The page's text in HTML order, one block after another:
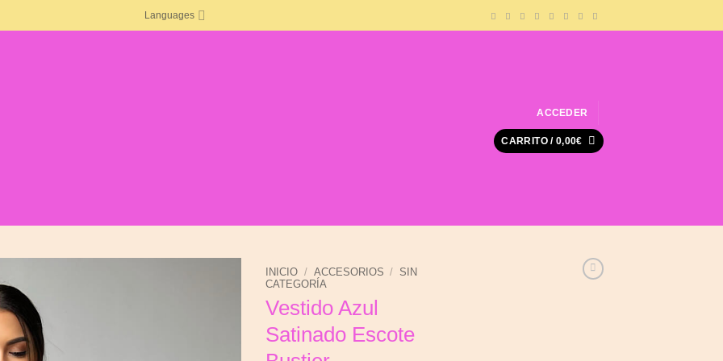
Languages
ACCEDER
CARRITO / 0,00€
INICIO / ACCESORIOS / SIN
CATEGORÍA
Vestido Azul
Satinado Escote